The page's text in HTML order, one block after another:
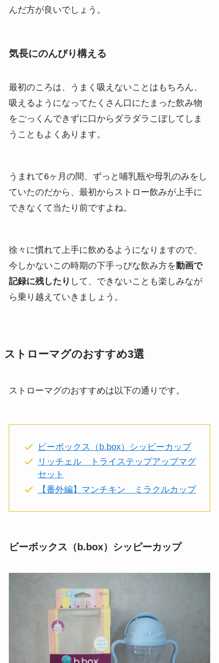
んだ方が良いでしょう。
気長にのんびり構える
最初のころは、うまく吸えないことはもちろん、
吸えるようになってたくさん口にたまった飲み物
をごっくんできずに口からダラダラこぼしてしま
うこともよくあります。
うまれて6ヶ月の間、ずっと哺乳瓶や母乳のみをし
ていたのだから、最初からストロー飲みが上手に
できなくて当たり前ですよね。
徐々に慣れて上手に飲めるようになりますので、
今しかないこの時期の下手っぴな飲み方を動画で
記録に残したり して、できないことも楽しみなが
ら乗り越えていきましょう。
ストローマグのおすすめ3選
ストローマグのおすすめは以下の通りです。
ビーボックス（b.box）シッピーカップ
リッチェル トライステップアップマグ
セット
【番外編】マンチキン ミラクルカップ
ビーボックス（b.box）シッピーカップ